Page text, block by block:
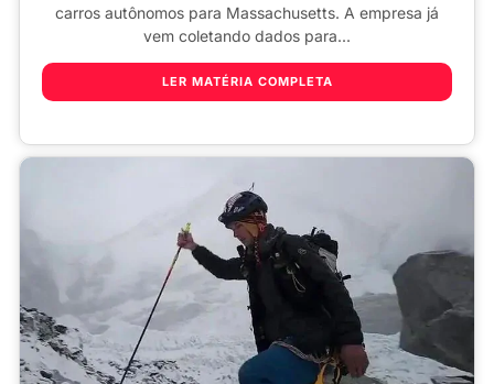
carros autônomos para Massachusetts. A empresa já
vem coletando dados para...
LER MATÉRIA COMPLETA